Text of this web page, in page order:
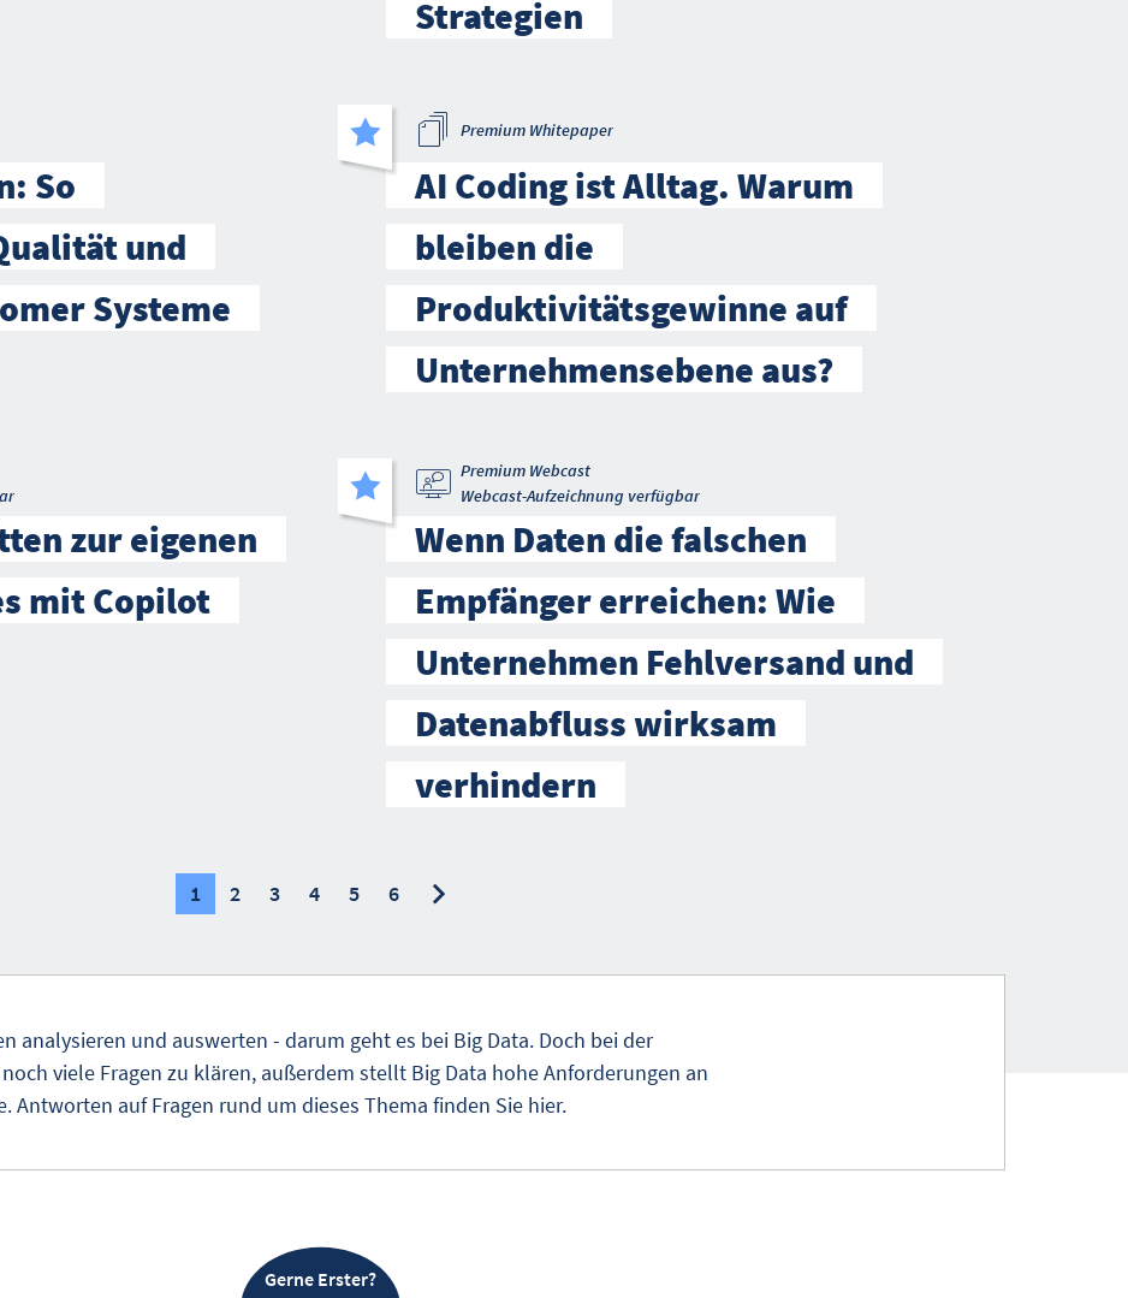
Strategien
So
und
Systeme
Premium Whitepaper
AI Coding ist Alltag. Warum
bleiben die
Produktivitätsgewinne auf
Unternehmensebene aus?
zur eigenen
mit Copilot
Premium Webcast
Webcast-Aufzeichnung verfügbar
Wenn Daten die falschen
Empfänger erreichen: Wie
Unternehmen Fehlversand und
Datenabfluss wirksam
verhindern
1 2 3 4 5 6nächste
analysieren und auswerten - darum geht es bei Big Data. Doch bei der
viele Fragen zu klären, außerdem stellt Big Data hohe Anforderungen an
Antworten auf Fragen rund um dieses Thema finden Sie hier.
Gerne Erster?